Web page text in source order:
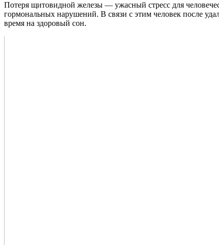
Потеря щитовидной железы — ужасный стресс для
гормональных нарушений. В связи с этим человек после
время на здоровый сон.